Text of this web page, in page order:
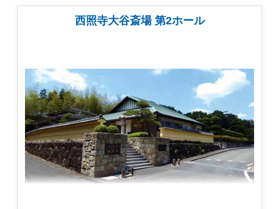
西照寺大谷斎場 第2ホール